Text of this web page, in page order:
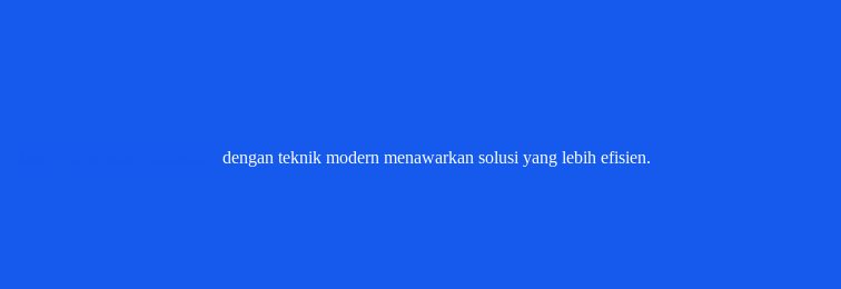
dengan teknik modern menawarkan solusi yang lebih efisien.